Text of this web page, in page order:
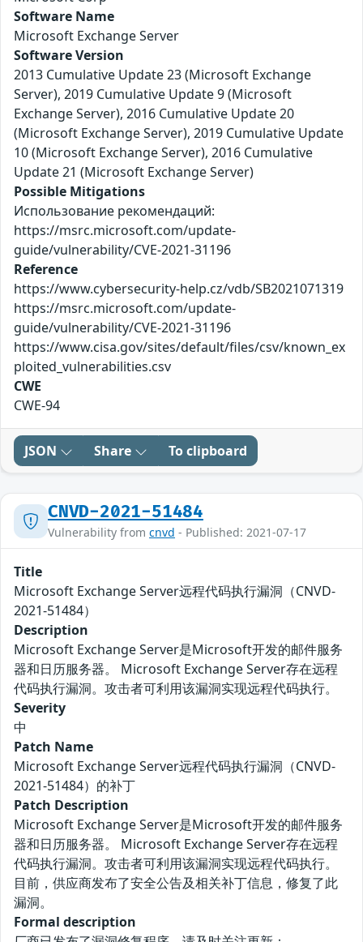
Software Name
Microsoft Exchange Server
Software Version
2013 Cumulative Update 23 (Microsoft Exchange
Server), 2019 Cumulative Update 9 (Microsoft
Exchange Server), 2016 Cumulative Update 20
(Microsoft Exchange Server), 2019 Cumulative Update
10 (Microsoft Exchange Server), 2016 Cumulative
Update 21 (Microsoft Exchange Server)
Possible Mitigations
Использование рекомендаций:
https://msrc.microsoft.com/update-
guide/vulnerability/CVE-2021-31196
Reference
https://www.cybersecurity-help.cz/vdb/SB2021071319
https://msrc.microsoft.com/update-
guide/vulnerability/CVE-2021-31196
https://www.cisa.gov/sites/default/files/csv/known_ex
ploited_vulnerabilities.csv
CWE
CWE-94
JSON Share To clipboard
CNVD-2021-51484
Vulnerability from cnvd - Published: 2021-07-17
Title
Microsoft Exchange Server远程代码执行漏洞（CNVD-
2021-51484）
Description
Microsoft Exchange Server是Microsoft开发的邮件服务
器和日历服务器。 Microsoft Exchange Server存在远程
代码执行漏洞。攻击者可利用该漏洞实现远程代码执行。
Severity
中
Patch Name
Microsoft Exchange Server远程代码执行漏洞（CNVD-
2021-51484）的补丁
Patch Description
Microsoft Exchange Server是Microsoft开发的邮件服务
器和日历服务器。 Microsoft Exchange Server存在远程
代码执行漏洞。攻击者可利用该漏洞实现远程代码执行。
目前，供应商发布了安全公告及相关补丁信息，修复了此
漏洞。
Formal description